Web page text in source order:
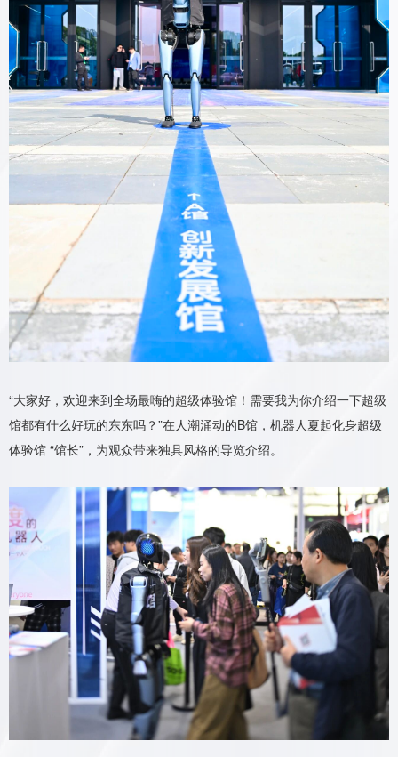
“大家好，欢迎来到全场最嗨的超级体验馆！需要我为你介绍一下超级
馆都有什么好玩的东东吗？”在人潮涌动的B馆，机器人夏起化身超级
体验馆 “馆长”，为观众带来独具风格的导览介绍。